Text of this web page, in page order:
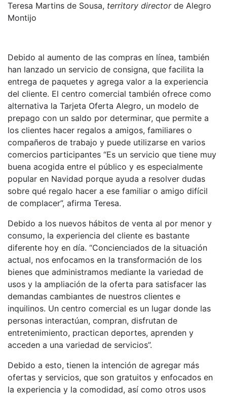
Teresa Martins de Sousa, territory directorde Alegro
Montijo
Debido al aumento de las compras en línea, también
han lanzado un servicio de consigna, que facilita la
entrega de paquetes y agrega valor a la experiencia
del cliente. El centro comercial también ofrece como
alternativa la Tarjeta Oferta Alegro, un modelo de
prepago con un saldo por determinar, que permite a
los clientes hacer regalos a amigos, familiares o
compañeros de trabajo y puede utilizarse en varios
comercios participantes “Es un servicio que tiene muy
buena acogida entre el público y es especialmente
popular en Navidad porque ayuda a resolver dudas
sobre qué regalo hacer a ese familiar o amigo difícil
de complacer”, afirma Teresa.
Debido a los nuevos hábitos de venta al por menor y
consumo, la experiencia del cliente es bastante
diferente hoy en día. “Concienciados de la situación
actual, nos enfocamos en la transformación de los
bienes que administramos mediante la variedad de
usos y la ampliación de la oferta para satisfacer las
demandas cambiantes de nuestros clientes e
inquilinos. Un centro comercial es un lugar donde las
personas interactúan, compran, disfrutan de
entretenimiento, practican deportes, aprenden y
acceden a una variedad de servicios”.
Debido a esto, tienen la intención de agregar más
ofertas y servicios, que son gratuitos y enfocados en
la experiencia y la comodidad, así como otros usos